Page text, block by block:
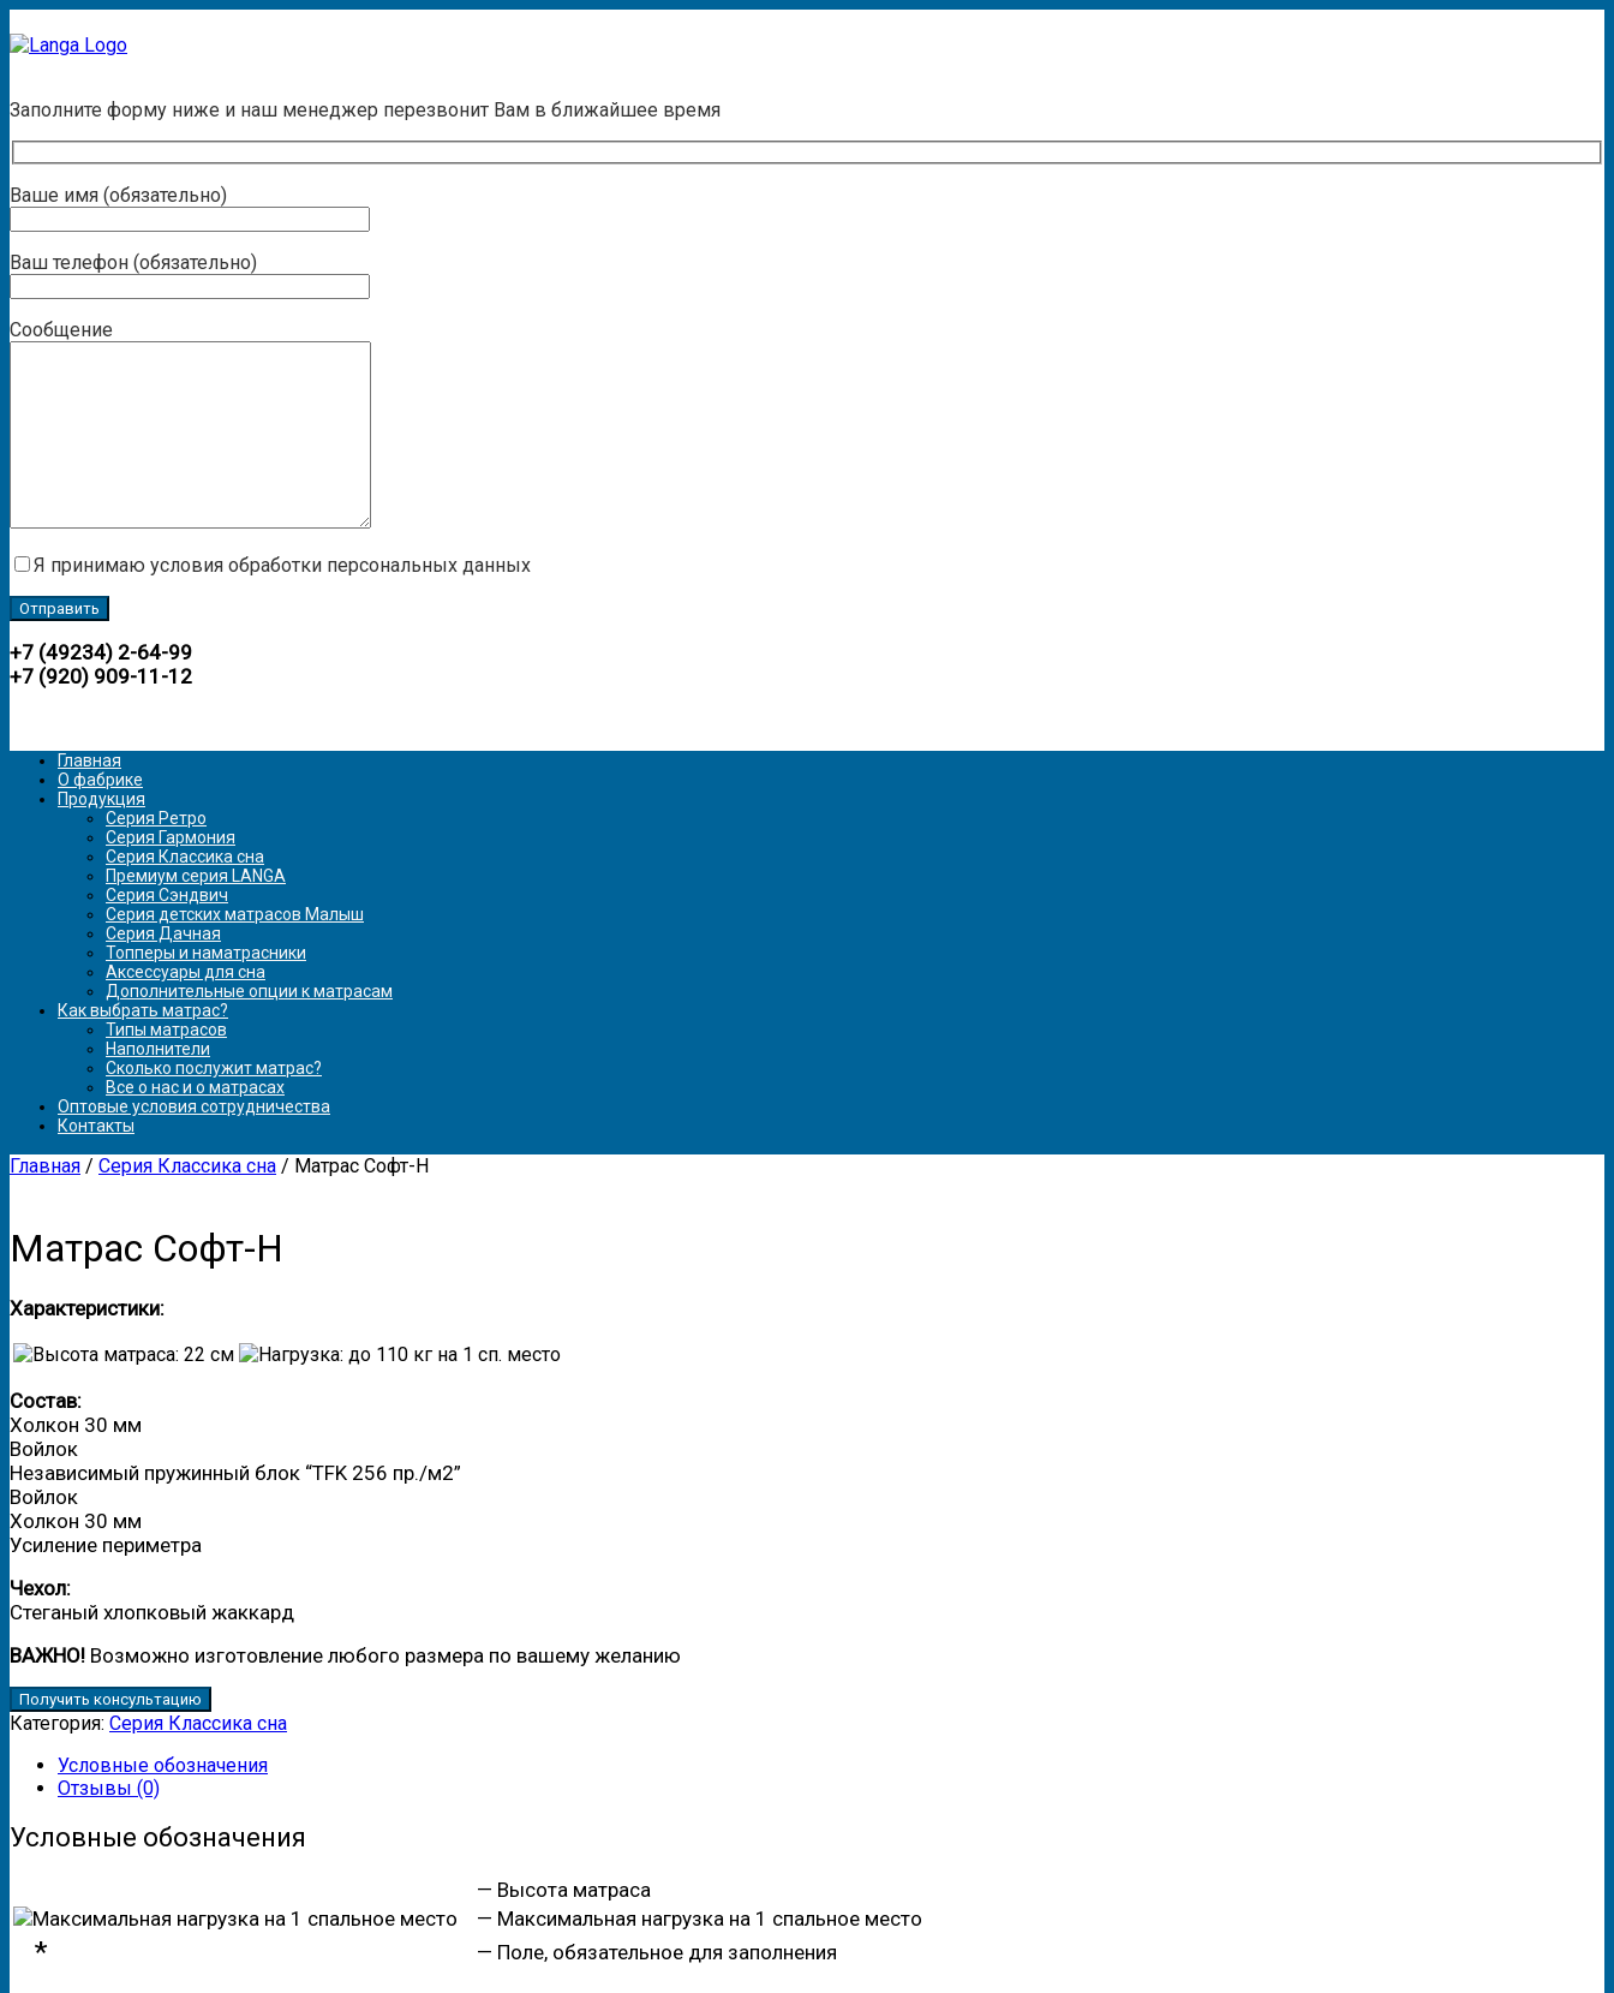
Заполните форму ниже и наш менеджер перезвонит Вам в ближайшее время
Ваше имя (обязательно)
Ваш телефон (обязательно)
Сообщение
Я принимаю условия обработки персональных данных
+7 (49234) 2-64-99
+7 (920) 909-11-12
Главная
О фабрике
Продукция
Серия Ретро
Серия Гармония
Серия Классика сна
Премиум серия LANGA
Серия Сэндвич
Серия детских матрасов Малыш
Серия Дачная
Топперы и наматрасники
Аксессуары для сна
Дополнительные опции к матрасам
Как выбрать матрас?
Типы матрасов
Наполнители
Сколько послужит матрас?
Все о нас и о матрасах
Оптовые условия сотрудничества
Контакты
Главная / Серия Классика сна / Матрас Софт-Н
Матрас Софт-Н
Характеристики:
Состав:
Холкон 30 мм
Войлок
Независимый пружинный блок “TFK 256 пр./м2”
Войлок
Холкон 30 мм
Усиление периметра
Чехол:
Стеганый хлопковый жаккард
ВАЖНО! Возможно изготовление любого размера по вашему желанию
Получить консультацию
Категория: Серия Классика сна
Условные обозначения
Отзывы (0)
Условные обозначения
— Высота матраса
— Максимальная нагрузка на 1 спальное место
* — Поле, обязательное для заполнения